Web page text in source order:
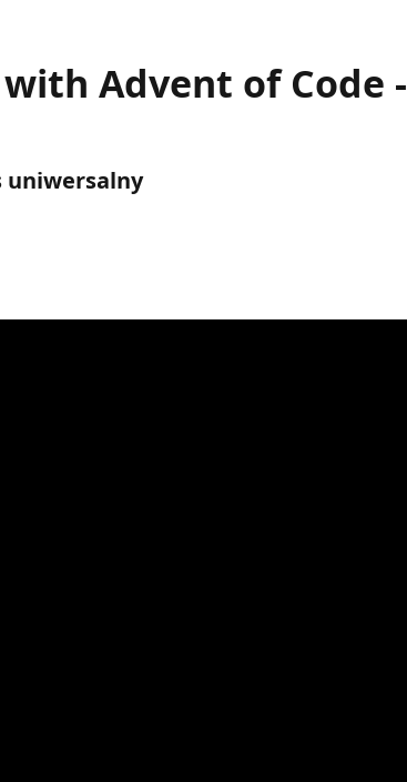
Advent of Code -
uniwersalny